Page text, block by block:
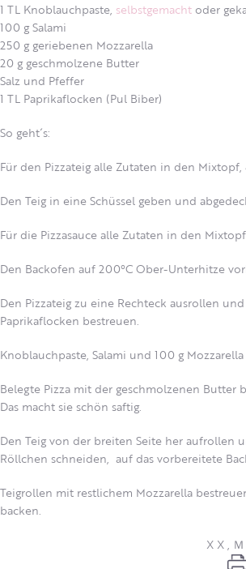
1 TL Knoblauchpaste, selbstgemachtoder
100 g Salami
250 g geriebenen Mozzarella
20 g geschmolzene Butter
Salz und Pfeffer
1 TL Paprikaflocken (Pul Biber)
So geht´s:
Für den Pizzateig alle Zutaten in den
Den Teig in eine Schüssel geben und
Für die Pizzasauce alle Zutaten in den
Den Backofen auf 200°C Ober-Unterhitze
Den Pizzateig zu eine Rechteck ausrollen
Paprikaflocken bestreuen.
Knoblauchpaste, Salami und 100 g
Belegte Pizza mit der geschmolzenen Butter
Das macht sie schön saftig.
Den Teig von der breiten Seite her aufrollen
Röllchen schneiden, auf das vorbereitete
Teigrollen mit restlichem Mozzarella
backen.
X X ,